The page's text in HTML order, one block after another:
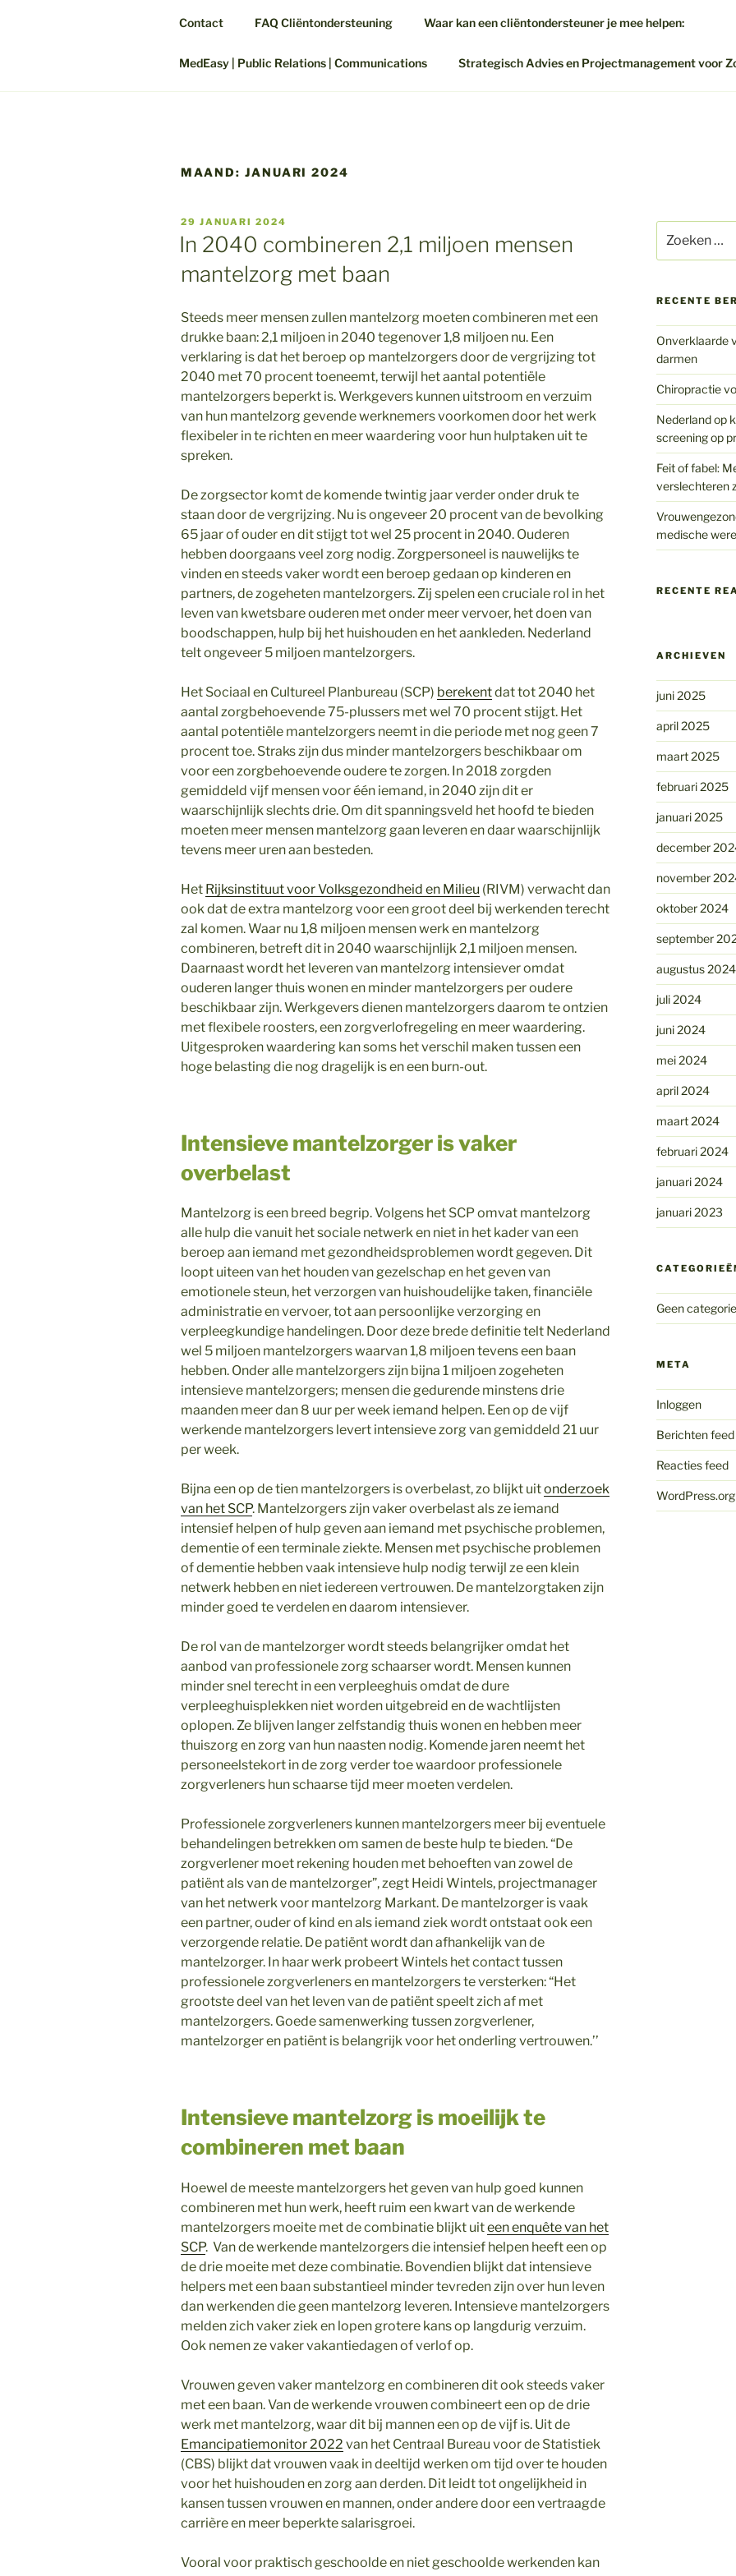
Contact FAQ Cliëntondersteuning Waar kan een cliëntondersteuner je mee helpen:
MedEasy | Public Relations | Communications Strategisch Advies en Projectmanagement voor
MAAND: JANUARI 2024
GEPLAATST
OP
29 JANUARI 2024
In 2040 combineren 2,1 miljoen mensen
mantelzorg met baan
Steeds meer mensen zullen mantelzorg moeten combineren met een
drukke baan: 2,1 miljoen in 2040 tegenover 1,8 miljoen nu. Een
verklaring is dat het beroep op mantelzorgers door de vergrijzing tot
2040 met 70 procent toeneemt, terwijl het aantal potentiële
mantelzorgers beperkt is. Werkgevers kunnen uitstroom en verzuim
van hun mantelzorg gevende werknemers voorkomen door het werk
flexibeler in te richten en meer waardering voor hun hulptaken uit te
spreken.
De zorgsector komt de komende twintig jaar verder onder druk te
staan door de vergrijzing. Nu is ongeveer 20 procent van de bevolking
65 jaar of ouder en dit stijgt tot wel 25 procent in 2040. Ouderen
hebben doorgaans veel zorg nodig. Zorgpersoneel is nauwelijks te
vinden en steeds vaker wordt een beroep gedaan op kinderen en
partners, de zogeheten mantelzorgers. Zij spelen een cruciale rol in het
leven van kwetsbare ouderen met onder meer vervoer, het doen van
boodschappen, hulp bij het huishouden en het aankleden. Nederland
telt ongeveer 5 miljoen mantelzorgers.
Het Sociaal en Cultureel Planbureau (SCP) berekentdat tot 2040 het
aantal zorgbehoevende 75-plussers met wel 70 procent stijgt. Het
aantal potentiële mantelzorgers neemt in die periode met nog geen 7
procent toe. Straks zijn dus minder mantelzorgers beschikbaar om
voor een zorgbehoevende oudere te zorgen. In 2018 zorgden
gemiddeld vijf mensen voor één iemand, in 2040 zijn dit er
waarschijnlijk slechts drie. Om dit spanningsveld het hoofd te bieden
moeten meer mensen mantelzorg gaan leveren en daar waarschijnlijk
tevens meer uren aan besteden.
Het Rijksinstituut voor Volksgezondheid en Milieu (RIVM) verwacht dan
ook dat de extra mantelzorg voor een groot deel bij werkenden terecht
zal komen. Waar nu 1,8 miljoen mensen werk en mantelzorg
combineren, betreft dit in 2040 waarschijnlijk 2,1 miljoen mensen.
Daarnaast wordt het leveren van mantelzorg intensiever omdat
ouderen langer thuis wonen en minder mantelzorgers per oudere
beschikbaar zijn. Werkgevers dienen mantelzorgers daarom te ontzien
met flexibele roosters, een zorgverlofregeling en meer waardering.
Uitgesproken waardering kan soms het verschil maken tussen een
hoge belasting die nog dragelijk is en een burn-out.
Intensieve mantelzorger is vaker
overbelast
Mantelzorg is een breed begrip. Volgens het SCP omvat mantelzorg
alle hulp die vanuit het sociale netwerk en niet in het kader van een
beroep aan iemand met gezondheidsproblemen wordt gegeven. Dit
loopt uiteen van het houden van gezelschap en het geven van
emotionele steun, het verzorgen van huishoudelijke taken, financiële
administratie en vervoer, tot aan persoonlijke verzorging en
verpleegkundige handelingen. Door deze brede definitie telt Nederland
wel 5 miljoen mantelzorgers waarvan 1,8 miljoen tevens een baan
hebben. Onder alle mantelzorgers zijn bijna 1 miljoen zogeheten
intensieve mantelzorgers; mensen die gedurende minstens drie
maanden meer dan 8 uur per week iemand helpen. Een op de vijf
werkende mantelzorgers levert intensieve zorg van gemiddeld 21 uur
per week.
Bijna een op de tien mantelzorgers is overbelast, zo blijkt uitonderzoek
van het SCP. Mantelzorgers zijn vaker overbelast als ze iemand
intensief helpen of hulp geven aan iemand met psychische problemen,
dementie of een terminale ziekte. Mensen met psychische problemen
of dementie hebben vaak intensieve hulp nodig terwijl ze een klein
netwerk hebben en niet iedereen vertrouwen. De mantelzorgtaken zijn
minder goed te verdelen en daarom intensiever.
De rol van de mantelzorger wordt steeds belangrijker omdat het
aanbod van professionele zorg schaarser wordt. Mensen kunnen
minder snel terecht in een verpleeghuis omdat de dure
verpleeghuisplekken niet worden uitgebreid en de wachtlijsten
oplopen. Ze blijven langer zelfstandig thuis wonen en hebben meer
thuiszorg en zorg van hun naasten nodig. Komende jaren neemt het
personeelstekort in de zorg verder toe waardoor professionele
zorgverleners hun schaarse tijd meer moeten verdelen.
Professionele zorgverleners kunnen mantelzorgers meer bij eventuele
behandelingen betrekken om samen de beste hulp te bieden. “De
zorgverlener moet rekening houden met behoeften van zowel de
patiënt als van de mantelzorger”, zegt Heidi Wintels, projectmanager
van het netwerk voor mantelzorg Markant. De mantelzorger is vaak
een partner, ouder of kind en als iemand ziek wordt ontstaat ook een
verzorgende relatie. De patiënt wordt dan afhankelijk van de
mantelzorger. In haar werk probeert Wintels het contact tussen
professionele zorgverleners en mantelzorgers te versterken: “Het
grootste deel van het leven van de patiënt speelt zich af met
mantelzorgers. Goede samenwerking tussen zorgverlener,
mantelzorger en patiënt is belangrijk voor het onderling vertrouwen.’’
Intensieve mantelzorg is moeilijk te
combineren met baan
Hoewel de meeste mantelzorgers het geven van hulp goed kunnen
combineren met hun werk, heeft ruim een kwart van de werkende
mantelzorgers moeite met de combinatie blijkt uiteen enquête van het
SCP. Van de werkende mantelzorgers die intensief helpen heeft een op
de drie moeite met deze combinatie. Bovendien blijkt dat intensieve
helpers met een baan substantieel minder tevreden zijn over hun leven
dan werkenden die geen mantelzorg leveren. Intensieve mantelzorgers
melden zich vaker ziek en lopen grotere kans op langdurig verzuim.
Ook nemen ze vaker vakantiedagen of verlof op.
Vrouwen geven vaker mantelzorg en combineren dit ook steeds vaker
met een baan. Van de werkende vrouwen combineert een op de drie
werk met mantelzorg, waar dit bij mannen een op de vijf is. Uit de
Emancipatiemonitor 2022 van het Centraal Bureau voor de Statistiek
(CBS) blijkt dat vrouwen vaak in deeltijd werken om tijd over te houden
voor het huishouden en zorg aan derden. Dit leidt tot ongelijkheid in
kansen tussen vrouwen en mannen, onder andere door een vertraagde
carrière en meer beperkte salarisgroei.
Vooral voor praktisch geschoolde en niet geschoolde werkenden kan
naar:
RECENTE
Onverklaarde
darmen
Chiropractie
Nederland op
screening op
Feit of fabel:
verslechteren
medische
RECENTE
ARCHIEVEN
juni 2025
april 2025
maart 2025
februari 2025
januari 2025
december
november
oktober 2024
september
augustus 2024
juli 2024
juni 2024
mei 2024
april 2024
maart 2024
februari 2024
januari 2024
januari 2023
Geen categorie
META
Inloggen
Berichten feed
Reacties feed
WordPress.org